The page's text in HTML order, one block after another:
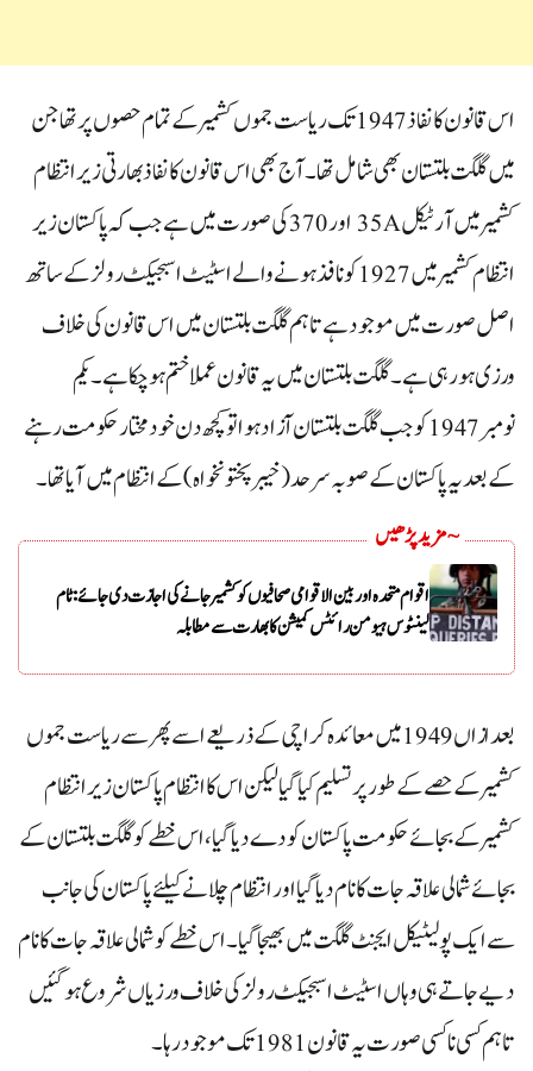
اس قانون کا نفاذ 1947 تک ریاست جموں کشمیر کے تمام حصوں پر تھا جن
میں گلگت بلتستان بھی شامل تھا۔ آج بھی اس قانون کا نفاذ بھارتی زیر انتظام
کشمیر میں آرٹیکل 35A اور370کی صورت میں ہے جب کہ پاکستان زیر
انتظام کشمیر میں 1927کو نافذ ہونے والے اسٹیٹ اسبجیکٹ رولز کے ساتھ
اصل صورت میں موجود ہے تاہم گلگت بلتستان میں اس قانون کی خلاف
ورزی ہو رہی ہے ۔ گلگت بلتستان میں یہ قانون عملاختم ہو چکا ہے۔یکم
نومبر1947 کو جب گلگت بلتستان آزاد ہوا توکچھ دن خود مختار حکومت رہنے
کے بعد یہ پاکستان کے صوبہ سرحد(خیبر پختونخواہ) کے انتظام میں آیا تھا۔
~ مزید پڑھیں
اقوام متحدہ اور بین الاقوامی صحافیوں کو کشمیر جانے کی اجازت دی جائے: ٹام
لینٹوس ہیومن رائٹس کمیشن کا بھارت سے مطابلہ
بعد ازاں 1949 میں معائدہ کراچی کے ذریعے اسے پھر سے ریاست جموں
کشمیر کے حصے کے طور پر تسلیم کیا گیا لیکن اس کا انتظام پاکستان زیر انتظام
کشمیر کے بجائے حکومت پاکستان کو دے دیا گیا، اس خطے کو گلگت بلتستان کے
بجائے شمالی علاقہ جات کا نام دیا گیا اور انتظام چلانے کیلئے پاکستان کی جانب
سے ایک پولیٹیکل ایجنٹ گلگت میں بھیجا گیا ۔ اس خطے کو شمالی علاقہ جات کا نام
دیے جاتے ہی وہاں اسٹیٹ اسبجیکٹ رولز کی خلاف ورزیاں شروع ہو گئیں
تاہم کسی نا کسی صورت یہ قانون 1981 تک موجود رہا ۔